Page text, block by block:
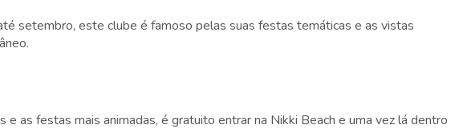
setembro, este clube é famoso pelas suas festas temáticas e as vistas
e as festas mais animadas, é gratuito entrar na Nikki Beach e uma vez lá dentro